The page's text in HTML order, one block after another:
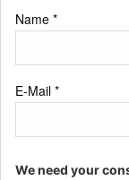
Name *
E-Mail *
We need your